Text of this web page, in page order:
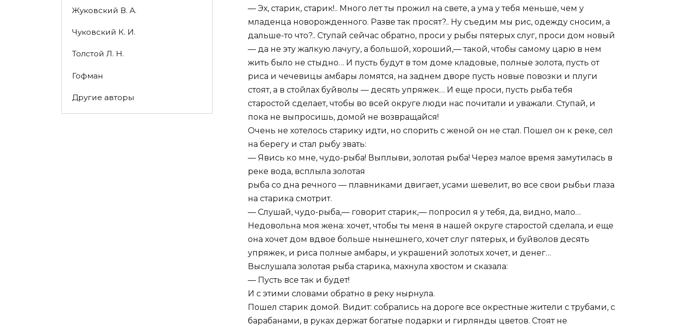
— Эх, старик, старик!.. Много лет ты прожил на свете, а ума у тебя меньше, чем у
младенца новорожденного. Разве так просят?.. Ну съедим мы рис, одежду сносим, а
дальше-то что?.. Ступай сейчас обратно, проси у рыбы пятерых слуг, проси дом новый
— да не эту жалкую лачугу, а большой, хороший,— такой, чтобы самому царю в нем
жить было не стыдно… И пусть будут в том доме кладовые, полные золота, пусть от
риса и чечевицы амбары ломятся, на заднем дворе пусть новые повозки и плуги
стоят, а в стойлах буйволы — десять упряжек… И еще проси, пусть рыба тебя
старостой сделает, чтобы во всей округе люди нас почитали и уважали. Ступай, и
пока не выпросишь, домой не возвращайся!
Очень не хотелось старику идти, но спорить с женой он не стал. Пошел он к реке, сел
на берегу и стал рыбу звать:
— Явись ко мне, чудо-рыба! Выплыви, золотая рыба! Через малое время замутилась в
реке вода, всплыла золотая
рыба со дна речного — плавниками двигает, усами шевелит, во все свои рыбьи глаза
на старика смотрит.
— Слушай, чудо-рыба,— говорит старик,— попросил я у тебя, да, видно, мало…
Недовольна моя жена: хочет, чтобы ты меня в нашей округе старостой сделала, и еще
она хочет дом вдвое больше нынешнего, хочет слуг пятерых, и буйволов десять
упряжек, и риса полные амбары, и украшений золотых хочет, и денег…
Выслушала золотая рыба старика, махнула хвостом и сказала:
— Пусть все так и будет!
И с этими словами обратно в реку нырнула.
Пошел старик домой. Видит: собрались на дороге все окрестные жители с трубами, с
барабанами, в руках держат богатые подарки и гирлянды цветов. Стоят не
Жуковский В. А.
Чуковский К. И.
Толстой Л. Н.
Гофман
Другие авторы